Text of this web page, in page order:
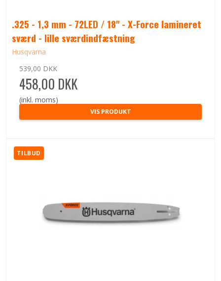
.325 - 1,3 mm - 72LED / 18" - X-Force lamineret
sværd - lille sværdindfæstning
Husqvarna
539,00 DKK
458,00 DKK
(inkl. moms)
VIS PRODUKT
TILBUD